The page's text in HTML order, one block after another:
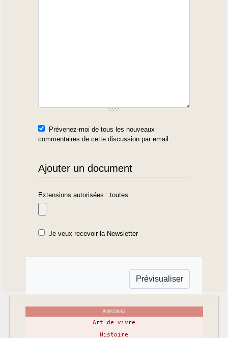
Prévenez-moi de tous les nouveaux
commentaires de cette discussion par email
Ajouter un document
Extensions autorisées : toutes
Je veux recevoir la Newsletter
RUBRIQUES
Art de vivre
Histoire